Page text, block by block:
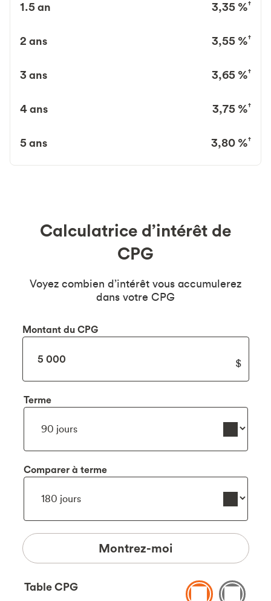
1.5 an 3,35 %†
2 ans 3,55 %†
3 ans 3,65 %†
4 ans 3,75 %†
5 ans 3,80 %†
Calculatrice d’intérêt de
CPG
Voyez combien d’intérêt vous accumulerez
dans votre CPG
Table CPG
Montant du CPG
Terme
Comparer à terme
Montrez-moi